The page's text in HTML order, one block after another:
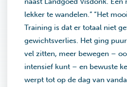
lekker te wandelen.” “Het
Training is dat er totaal niet
gewichtsverlies. Het ging
vel zitten, meer bewegen –
intensief kunt – en bewuste
werpt tot op de dag van